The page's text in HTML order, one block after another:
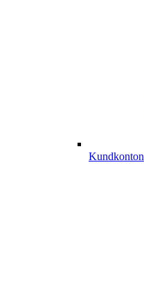
Kundkonton